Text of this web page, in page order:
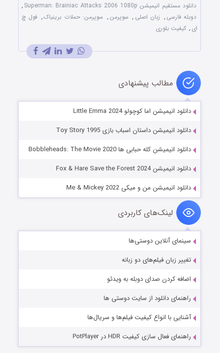
دانلود مستقیم انیمیشن Superman: Brainiac Attacks 2006 1080p
,
دوبله فارسی , زبان اصلی , سوپرمن , سوپرمن: حملات برینیاک, فول چ
ای , کیفیت بلوری
مطالب پیشنهادی
دانلود انیمیشن اما کوچولو Little Emma 2024
دانلود انیمیشن داستان اسباب بازی Toy Story 1995
دانلود انیمیشن کله حبابی ها Bobbleheads: The Movie 2020
دانلود انیمیشن Fox & Hare Save the Forest 2024
دانلود انیمیشن من و میکی Me & Mickey 2022
لینک‌های کاربردی
سینمای آنلاین دوستی‌ها
تغییر زبان فیلم‌های دو زبانه
اضافه کردن صدای دوبله به ویدئو
راهنمای دانلود از سایت دوستی ها
آشنایی با انواع کیفیت فیلم‌ها و سریال‌ها
راهنمای فعال سازی کیفیت HDR در PotPlayer